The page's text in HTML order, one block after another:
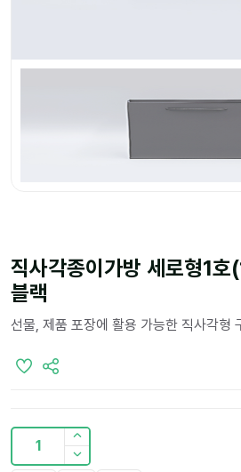
직사각종이가방 세로형1
블랙
선물, 제품 포장에 활용 가능한 직사각형
1